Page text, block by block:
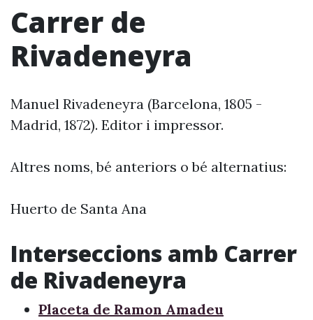
Carrer de
Rivadeneyra
Manuel Rivadeneyra (Barcelona, 1805 -
Madrid, 1872). Editor i impressor.
Altres noms, bé anteriors o bé alternatius:
Huerto de Santa Ana
Interseccions amb Carrer
de Rivadeneyra
Placeta de Ramon Amadeu